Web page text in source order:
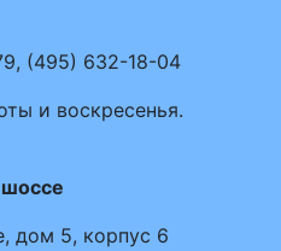
, (495) 632-18-04
и воскресенья.
дом 5, корпус 6